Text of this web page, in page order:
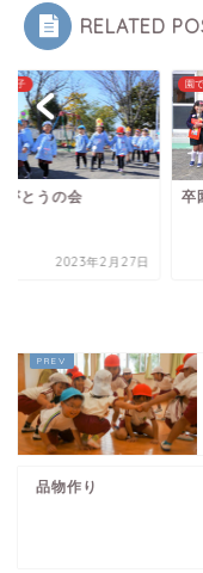
RELATED
様子
がとうの会
2023年2月27日
園
卒
品物作り